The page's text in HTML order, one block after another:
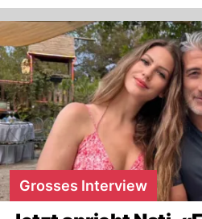
Grosses Interview